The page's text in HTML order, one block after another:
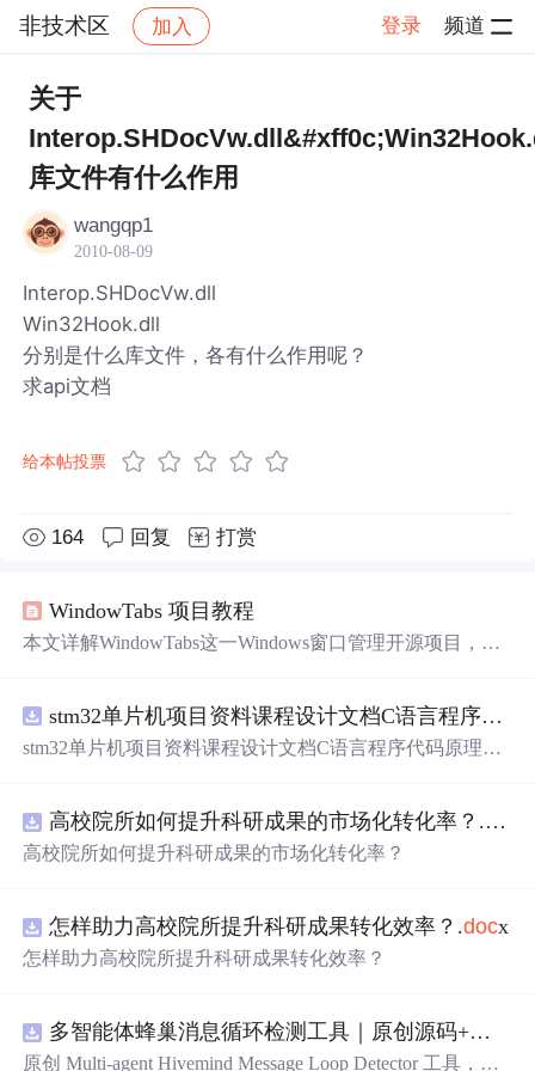
非技术区 加入 登录 频道
社区
关于
库文件有什么作用
wangqp1
2010-08-09
Interop.SHDocVw.dll
Win32Hook.dll
分别是什么库文件，各有什么作用呢？
求api文档
给本帖投票
164 回复 打赏
WindowTabs 项目教程
本文详解WindowTabs这一Windows窗口管理开源项目，涵
制，以及关键配置文件.gitignore和MIT LICENSE的作用。
项目依赖Interop. SHDocVw.dll、Newtonsoft.Json.dll等组
stm32单片机项目资料课程设计文档C语言程序代码原理图电路PCB实例悬挂运动控制系统论文资料
stm32单片机项目资料课程设计文档C语言程序代码原理图
高校院所如何提升科研成果的市场化转化率？.
doc
高校院所如何提升科研成果的市场化转化率？
怎样助力高校院所提升科研成果转化效率？.docx
怎样助力高校院所提升科研成果转化效率？
多智能体蜂巢消息循环检测工具｜原创源码+测试+离线报告
原创 Multi-agent Hivemind Message Loop Detector 工具，建